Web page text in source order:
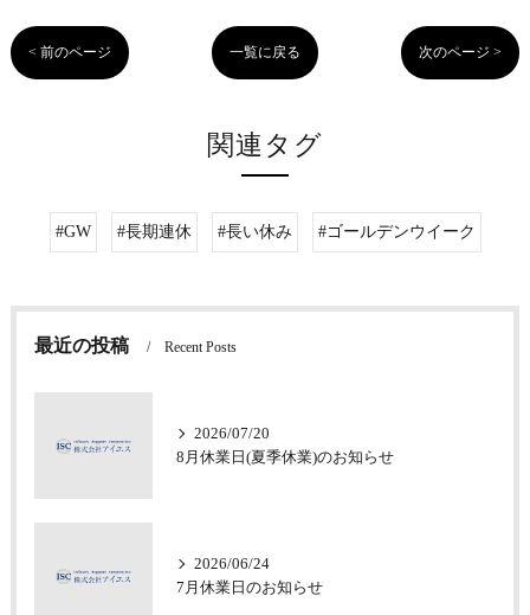
< 前のページ 一覧に戻る 次のページ >
関連タグ
#GW #長期連休 #長い休み #ゴールデンウイーク
最近の投稿 Recent Posts
2026/07/20
8月休業日(夏季休業)のお知らせ
2026/06/24
7月休業日のお知らせ